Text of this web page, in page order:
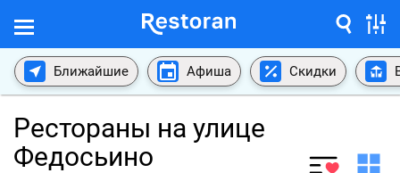
Ближайшие Афиша Скидки
Рестораны на улице
Федосьино